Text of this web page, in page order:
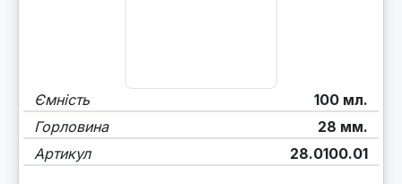
Ємність
100 мл.
Горловина
28 мм.
Артикул
28.0100.01